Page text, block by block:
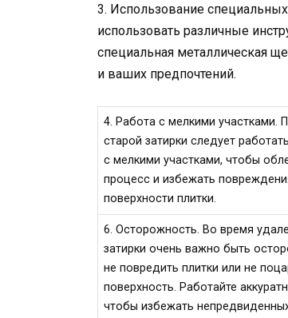
3. Использование
использовать различные
специальная металлическая
и ваших предпочтений.
4. Работа с мелкими участками.
старой затирки следует
с мелкими участками, чтобы
процесс и избежать
поверхности плитки.
6. Осторожность. Во время
затирки очень важно быть
не повредить плитки или не
поверхность. Работайте
чтобы избежать